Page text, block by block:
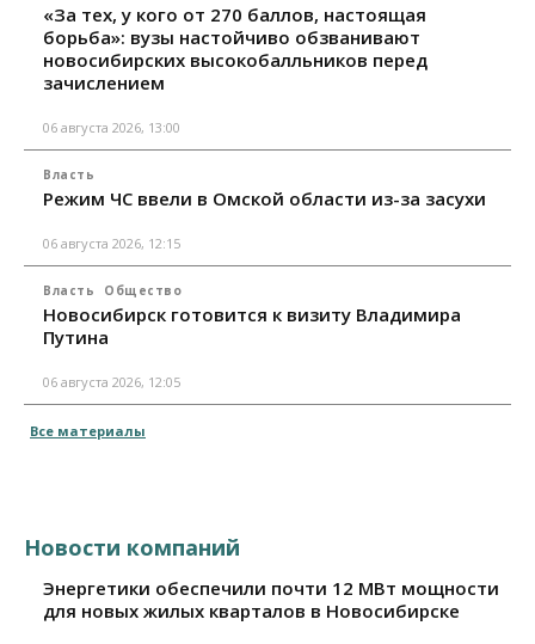
«За тех, у кого от 270 баллов, настоящая
борьба»: вузы настойчиво обзванивают
новосибирских высокобалльников перед
зачислением
06 августа 2026, 13:00
Власть
Режим ЧС ввели в Омской области из-за засухи
06 августа 2026, 12:15
Власть Общество
Новосибирск готовится к визиту Владимира
Путина
06 августа 2026, 12:05
Все материалы
Новости компаний
Энергетики обеспечили почти 12 МВт мощности
для новых жилых кварталов в Новосибирске